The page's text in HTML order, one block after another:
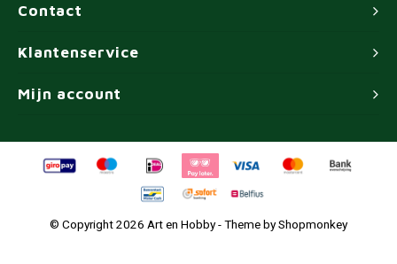
Contact
Klantenservice
Mijn account
© Copyright 2026 Art en Hobby - Theme byShopmonkey